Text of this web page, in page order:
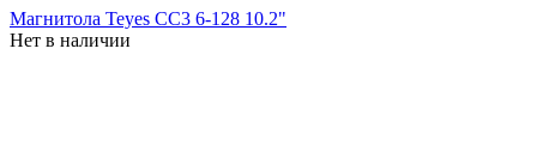
Магнитола Teyes CC3 6-128 10.2"
Нет в наличии